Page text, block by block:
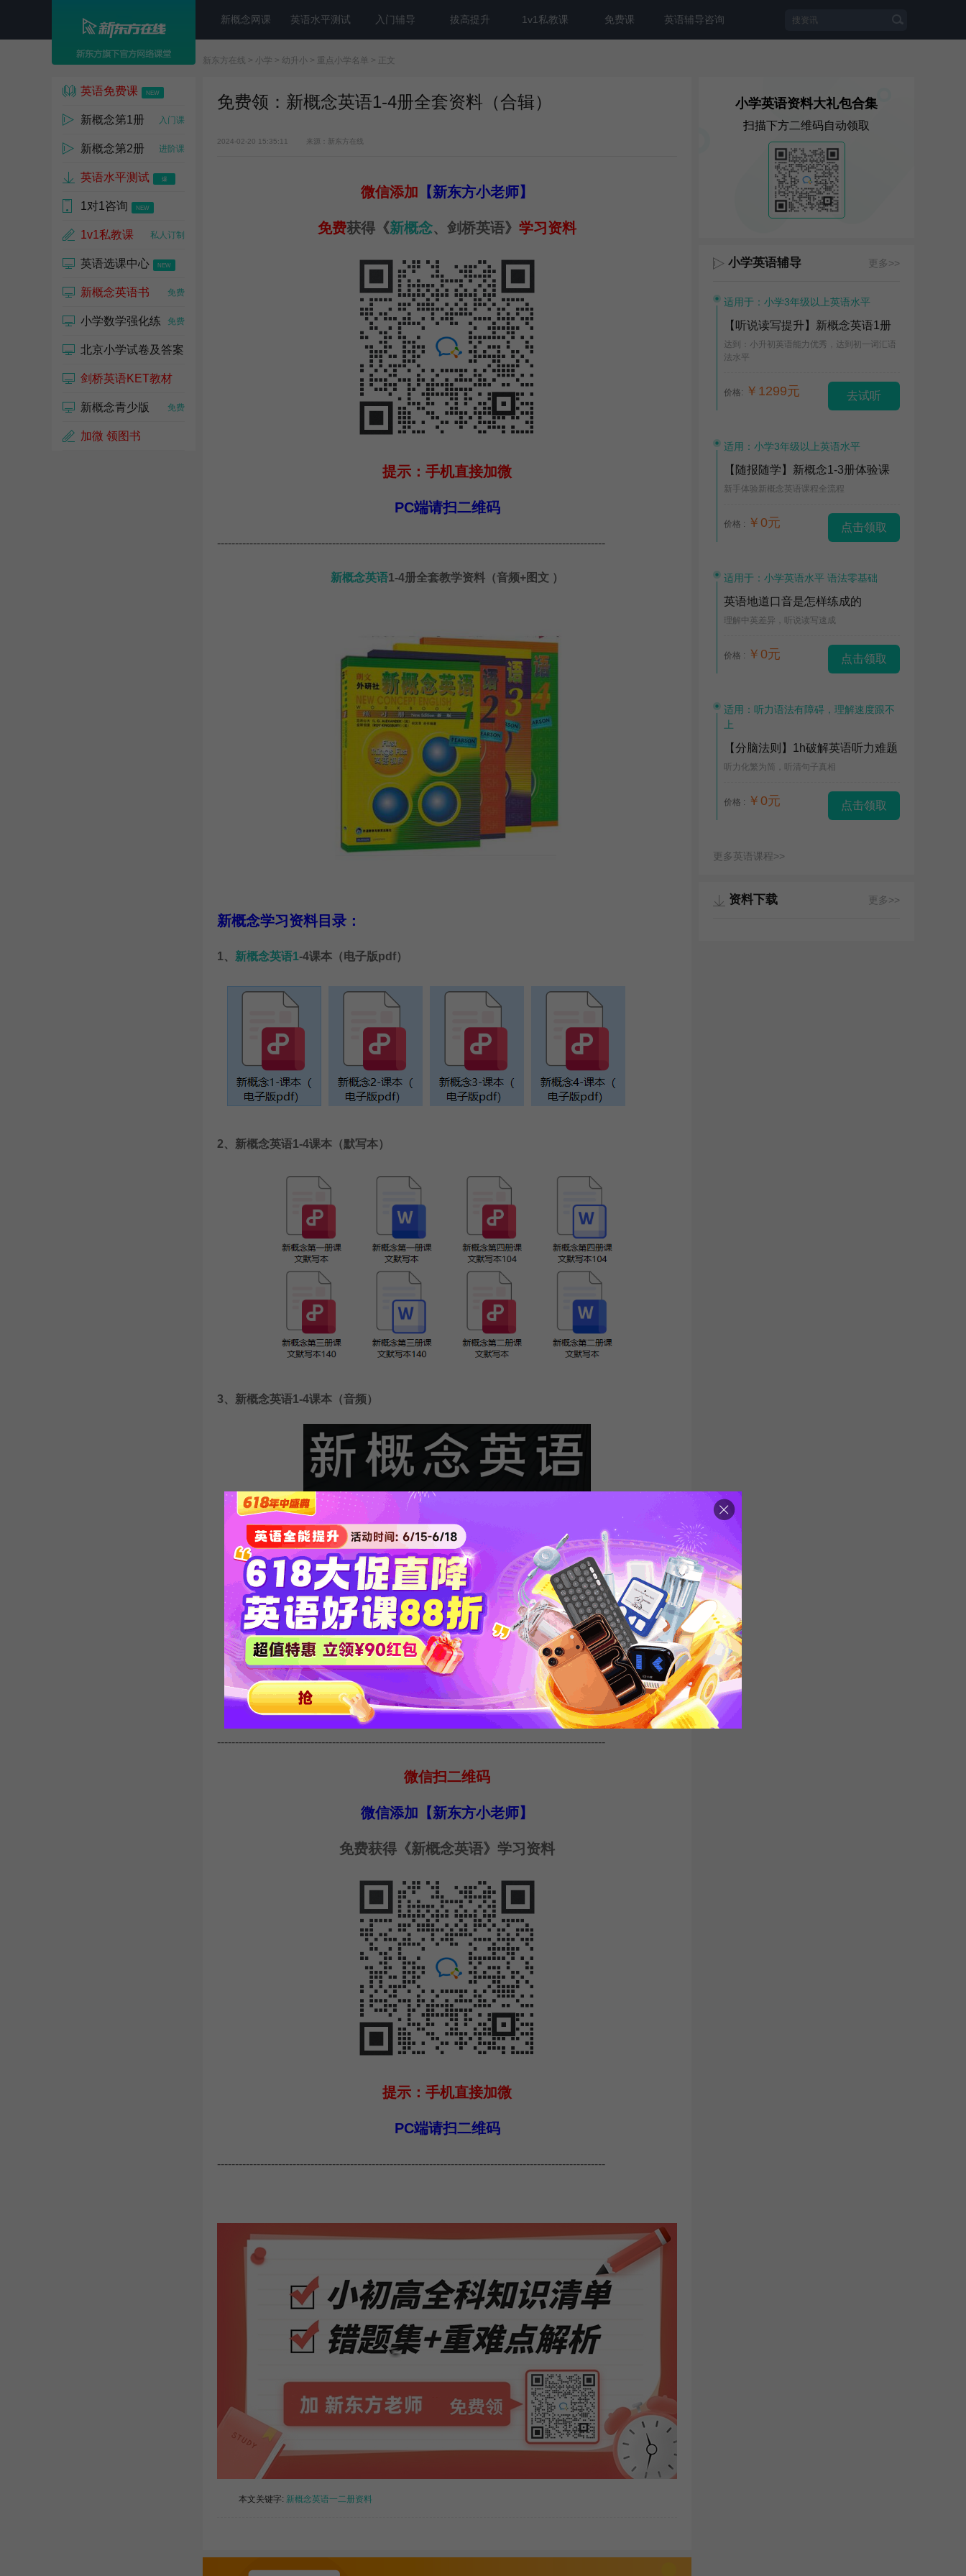
新概念网课 英语水平测试 入门辅导 拔高提升 1v1私教课 免费课 英语辅导咨询
新东方在线 > 小学 > 幼升小 > 重点小学名单 > 正文
英语免费课 NEW
新概念第1册 入门课
新概念第2册 进阶课
英语水平测试 爆
1对1咨询 NEW
1v1私教课 私人订制
英语选课中心 NEW
新概念英语书 免费
小学数学强化练 免费
北京小学试卷及答案
免费
剑桥英语KET教材
免费
新概念青少版 免费
加微 领图书
免费领：新概念英语1-4册全套资料（合辑）
2024-02-20 15:35:11 来源：新东方在线
微信添加 【新东方小老师】
免费获得《新概念、剑桥英语》 学习资料
提示：手机直接加微
PC端请扫二维码
------------------------------------------------------------------------------------------------------------
新概念英语1-4册全套教学资料（音频+图文 ）
新概念学习资料目录：
1、 新概念英语1-4课本（电子版pdf）
2、 新概念英语1-4课本 （默写本）
3、 新概念英语1-4课本（音频）
------------------------------------------------------------------------------------------------------------
微信扫二维码
微信添加【新东方小老师】
免费获得《新概念英语》学习资料
提示：手机直接加微
PC端请扫二维码
------------------------------------------------------------------------------------------------------------
本文关键字: 新概念英语一二册资料
小学英语资料大礼包合集
扫描下方二维码自动领取
小学英语辅导 更多>>
适用于：小学3年级以上英语水平
【听说读写提升】新概念英语1册
达到：小升初英语能力优秀，达到初一词汇语
法水平
价格: ￥1299元 去试听
适用：小学3年级以上英语水平
【随报随学】新概念1-3册体验课
新手体验新概念英语课程全流程
价格 : ￥0元 点击领取
适用于：小学英语水平 语法零基础
英语地道口音是怎样练成的
理解中英差异，听说读写速成
价格 : ￥0元 点击领取
适用：听力语法有障碍，理解速度跟不
上
【分脑法则】1h破解英语听力难题
听力化繁为简，听清句子真相
价格 : ￥0元 点击领取
更多英语课程>>
资料下载 更多>>